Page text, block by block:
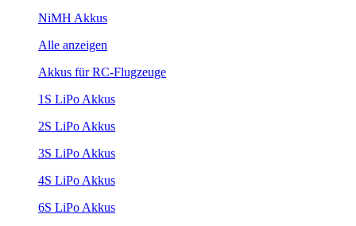
NiMH Akkus
Alle anzeigen
Akkus für RC-Flugzeuge
1S LiPo Akkus
2S LiPo Akkus
3S LiPo Akkus
4S LiPo Akkus
6S LiPo Akkus